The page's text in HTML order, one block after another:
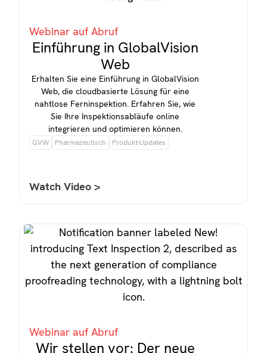
Webinar auf Abruf
Einführung in GlobalVision
Web
Erhalten Sie eine Einführung in GlobalVision
Web, die cloudbasierte Lösung für eine
nahtlose Ferninspektion. Erfahren Sie, wie
Sie Ihre Inspektionsabläufe online
integrieren und optimieren können.
GVW Pharmazeutisch Produkt-Updates
Watch Video >
Webinar auf Abruf
Wir stellen vor: Der neue